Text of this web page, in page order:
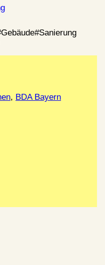
Gebäude Sanierung
, BDA Bayern